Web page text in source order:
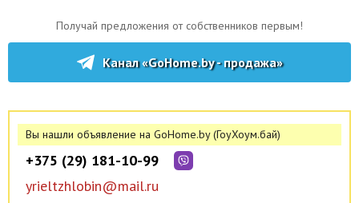
Канал «GoHome.by - продажа»
Получай предложения от собственников первым!
Вы нашли объявление на GoHome.by (ГоуХоум.бай)
+375 (29) 181-10-99
yrieltzhlobin@mail.ru